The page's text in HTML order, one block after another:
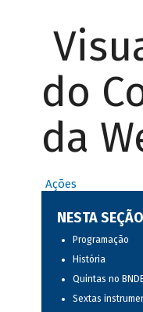
do
da
Ações
NESTA SEÇÃO
Programação
História
Quintas no
Sextas